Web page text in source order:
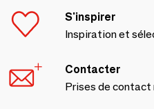
S'inspirer
Inspiration et
Contacter
Prises de